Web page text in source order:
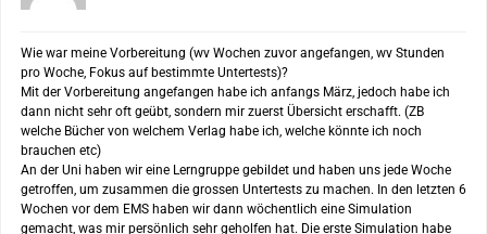
Wie war meine Vorbereitung (wv Wochen zuvor angefangen, wv Stunden
pro Woche, Fokus auf bestimmte Untertests)?
Mit der Vorbereitung angefangen habe ich anfangs März, jedoch habe ich
dann nicht sehr oft geübt, sondern mir zuerst Übersicht erschafft. (ZB
welche Bücher von welchem Verlag habe ich, welche könnte ich noch
brauchen etc)
An der Uni haben wir eine Lerngruppe gebildet und haben uns jede Woche
getroffen, um zusammen die grossen Untertests zu machen. In den letzten 6
Wochen vor dem EMS haben wir dann wöchentlich eine Simulation
gemacht, was mir persönlich sehr geholfen hat. Die erste Simulation habe